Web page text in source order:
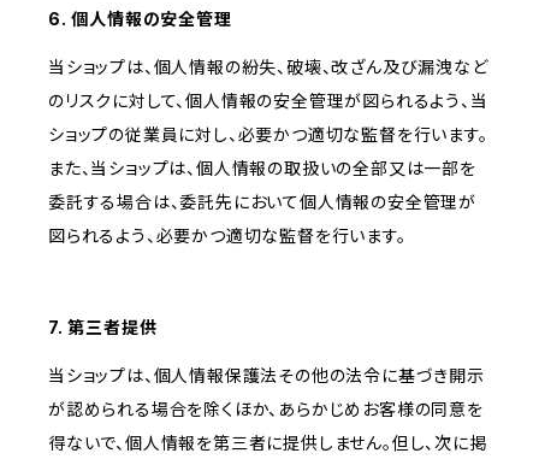
6. 個人情報の安全管理
当ショップは、個人情報の紛失、破壊、改ざん及び漏洩など
のリスクに対して、個人情報の安全管理が図られるよう、当
ショップの従業員に対し、必要かつ適切な監督を行います。
また、当ショップは、個人情報の取扱いの全部又は一部を
委託する場合は、委託先において個人情報の安全管理が
図られるよう、必要かつ適切な監督を行います。
7. 第三者提供
当ショップは、個人情報保護法その他の法令に基づき開示
が認められる場合を除くほか、あらかじめお客様の同意を
得ないで、個人情報を第三者に提供しません。但し、次に掲